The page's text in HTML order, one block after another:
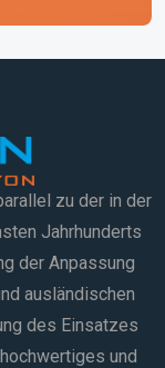
zu der in der
Jahrhunderts
der Anpassung
ausländischen
des Einsatzes
und